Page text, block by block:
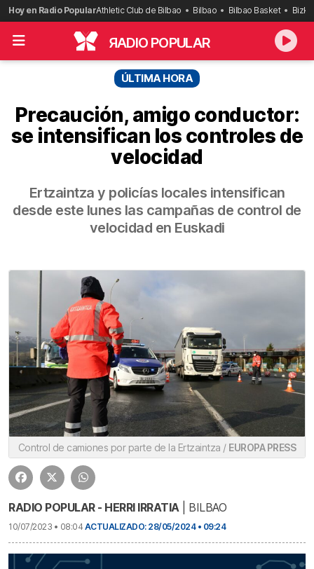
Saltar
al
contenido
Hoy en Radio PopularAthletic Club de Bilbao Bilbao Bilbao Basket
RADIO POPULAR
ÚLTIMA HORA
Precaución, amigo conductor:
se intensifican los controles de
velocidad
Ertzaintza y policías locales intensifican
desde este lunes las campañas de control de
velocidad en Euskadi
Control de camiones por parte de la Ertzaintza / EUROPA PRESS
RADIO POPULAR - HERRI IRRATIA| BILBAO
10/07/2023 • 08:04 ACTUALIZADO: 28/05/2024 • 09:24